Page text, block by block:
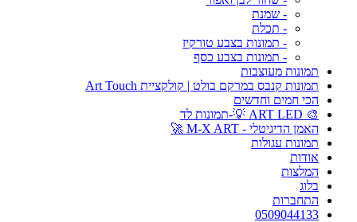
- שמנת
- תכלת
- תמונות בצבע טורקיז
- תמונות בצבע כסף
תמונות מעוצבות
תמונות קנבס במרקם בולט | קולקציית Art Touch
הכי חמים וחדשים
🎨 ART LED 💡-תמונות לד
האמן הדיגיטלי - M-X ART 🚀
תמונות עגולות
אודות
המלצות
בלוג
התחברות
0509044133